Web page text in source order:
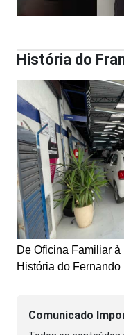
História do
De Oficina Familiar
História do Fernando
Comunicado